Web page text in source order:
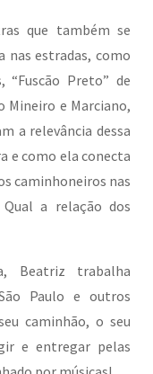
que também se
nas estradas, como
“Fuscão Preto” de
Mineiro e Marciano,
a relevância dessa
e como ela conecta
caminhoneiros nas
a relação dos
Beatriz trabalha
Paulo e outros
caminhão, o seu
e entregar pelas